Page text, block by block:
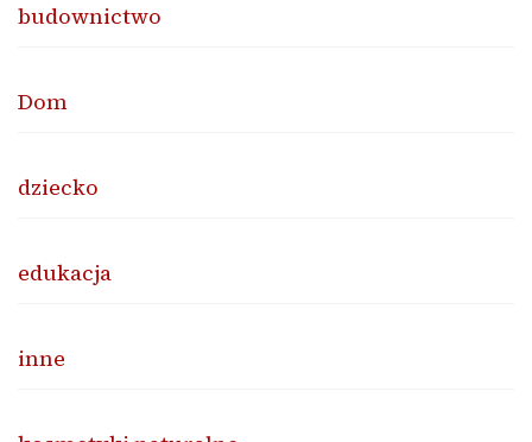
budownictwo
Dom
dziecko
edukacja
inne